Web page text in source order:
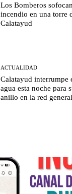
Los Bomberos
incendio en una torre
Calatayud
ACTUALIDAD
Calatayud interrumpe
agua esta noche para
anillo en la red general